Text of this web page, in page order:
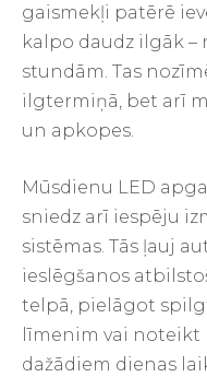
gaismekļi patērē
kalpo daudz ilgāk –
stundām. Tas
ilgtermiņā, bet arī
un apkopes.
Mūsdienu LED
sniedz arī iespēju
sistēmas. Tās ļauj
ieslēgšanos
telpā, pielāgot
līmenim vai noteikt
dažādiem dienas